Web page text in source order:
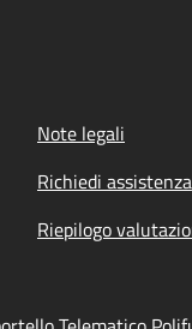
Note legali
Richiedi assistenza
Riepilogo